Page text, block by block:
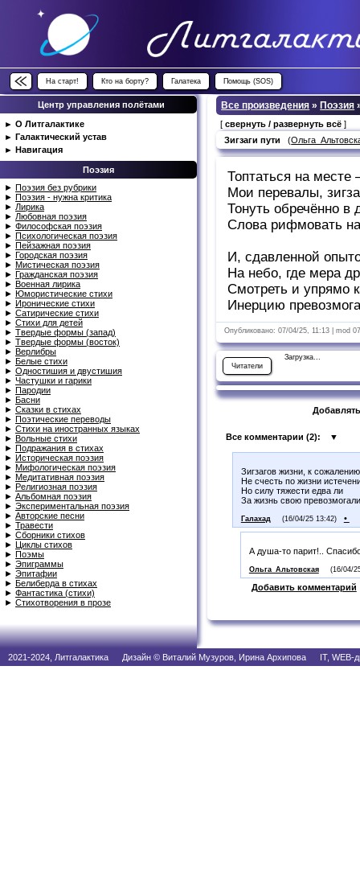
На старт! Кто на борту? Галатека Помощь (SOS)
Центр управления полётами
► О Литгалактике
► Галактический устав
► Навигация
Поэзия
► Поэзия без рубрики
► Поэзия - нужна критика
► Лирика
► Любовная поэзия
► Философская поэзия
► Психологическая поэзия
► Пейзажная поэзия
► Городская поэзия
► Мистическая поэзия
► Гражданская поэзия
► Военная лирика
► Юмористические стихи
► Иронические стихи
► Сатирические стихи
► Стихи для детей
► Твердые формы (запад)
► Твердые формы (восток)
► Верлибры
► Белые стихи
► Одностишия и двустишия
► Частушки и гарики
► Пародии
► Басни
► Сказки в стихах
► Поэтические переводы
► Стихи на иностранных языках
► Вольные стихи
► Подражания в стихах
► Историческая поэзия
► Мифологическая поэзия
► Медитативная поэзия
► Религиозная поэзия
► Альбомная поэзия
► Экспериментальная поэзия
► Авторские песни
► Травести
► Сборники стихов
►
Циклы стихов
► Поэмы
► Эпиграммы
► Эпитафии
► Белиберда в стихах
► Фантастика (стихи)
► Стихотворения в прозе
Все произведения » Поэзия
[свернуть / развернуть всё ]
Зигзаги пути
(
Топтаться на месте
Мои перевалы,
Тонуть обречённо в
Слова рифмовать
И, сдавленной
На небо, где мера
Смотреть и упрямо
Инерцию
Опубликовано: 07/04/25, 11:13 | mod
Читатели
Загрузка...
Все комментарии (2): ▼
Зигзагов жизни, к
Не счесть по жизни
Но силу тяжести едва ли
За жизнь свою
Галахад (16/04/25 13:42) •
А душа-то парит!..
Ольга_Альтовская (16/04/
Добавить комментарий
2021-2024, Литгалактика Дизайн © Виталий Музуров, Ирина Архипова IT, WEB-